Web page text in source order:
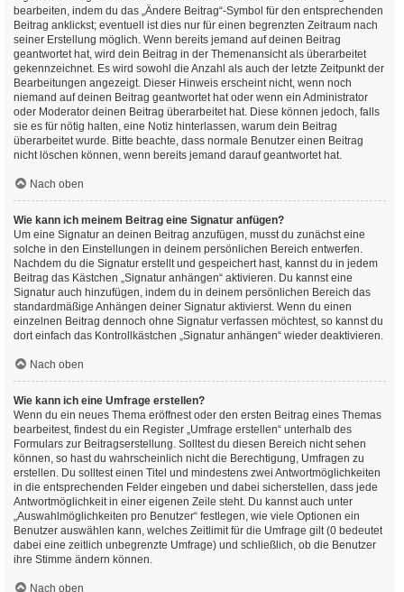
bearbeiten, indem du das „Ändere Beitrag“-Symbol für den entsprechenden
Beitrag anklickst; eventuell ist dies nur für einen begrenzten Zeitraum nach
seiner Erstellung möglich. Wenn bereits jemand auf deinen Beitrag
geantwortet hat, wird dein Beitrag in der Themenansicht als überarbeitet
gekennzeichnet. Es wird sowohl die Anzahl als auch der letzte Zeitpunkt der
Bearbeitungen angezeigt. Dieser Hinweis erscheint nicht, wenn noch
niemand auf deinen Beitrag geantwortet hat oder wenn ein Administrator
oder Moderator deinen Beitrag überarbeitet hat. Diese können jedoch, falls
sie es für nötig halten, eine Notiz hinterlassen, warum dein Beitrag
überarbeitet wurde. Bitte beachte, dass normale Benutzer einen Beitrag
nicht löschen können, wenn bereits jemand darauf geantwortet hat.
Nach oben
Wie kann ich meinem Beitrag eine Signatur anfügen?
Um eine Signatur an deinen Beitrag anzufügen, musst du zunächst eine
solche in den Einstellungen in deinem persönlichen Bereich entwerfen.
Nachdem du die Signatur erstellt und gespeichert hast, kannst du in jedem
Beitrag das Kästchen „Signatur anhängen“ aktivieren. Du kannst eine
Signatur auch hinzufügen, indem du in deinem persönlichen Bereich das
standardmäßige Anhängen deiner Signatur aktivierst. Wenn du einen
einzelnen Beitrag dennoch ohne Signatur verfassen möchtest, so kannst du
dort einfach das Kontrollkästchen „Signatur anhängen“ wieder deaktivieren.
Nach oben
Wie kann ich eine Umfrage erstellen?
Wenn du ein neues Thema eröffnest oder den ersten Beitrag eines Themas
bearbeitest, findest du ein Register „Umfrage erstellen“ unterhalb des
Formulars zur Beitragserstellung. Solltest du diesen Bereich nicht sehen
können, so hast du wahrscheinlich nicht die Berechtigung, Umfragen zu
erstellen. Du solltest einen Titel und mindestens zwei Antwortmöglichkeiten
in die entsprechenden Felder eingeben und dabei sicherstellen, dass jede
Antwortmöglichkeit in einer eigenen Zeile steht. Du kannst auch unter
„Auswahlmöglichkeiten pro Benutzer“ festlegen, wie viele Optionen ein
Benutzer auswählen kann, welches Zeitlimit für die Umfrage gilt (0 bedeutet
dabei eine zeitlich unbegrenzte Umfrage) und schließlich, ob die Benutzer
ihre Stimme ändern können.
Nach oben